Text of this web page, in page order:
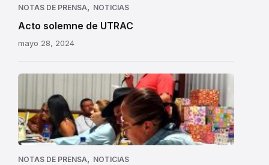
NOTAS DE PRENSA, NOTICIAS
Acto solemne de UTRAC
mayo 28, 2024
NOTAS DE PRENSA, NOTICIAS